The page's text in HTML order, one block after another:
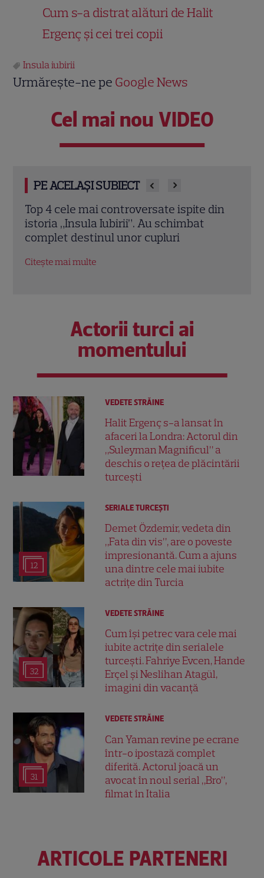
Cum s-a distrat alături de Halit
Ergenç și cei trei copii
Insula iubirii
Urmărește-ne pe Google News
Cel mai nou VIDEO
PE ACELAȘI SUBIECT
Andrușca, schimbare de look la „Insula
Iubirii – Reuniuni”. Ce a dezvăluit despre
relația cu Andrei după emisiune
Citește mai multe
Actorii turci ai
momentului
VEDETE STRĂINE
Halit Ergenç s-a lansat în
afaceri la Londra: Actorul din
„Suleyman Magnificul” a
deschis o rețea de plăcintării
turcești
12
SERIALE TURCEŞTI
Demet Özdemir, vedeta din
„Fata din vis”, are o poveste
impresionantă. Cum a ajuns
una dintre cele mai iubite
actrițe din Turcia
32
VEDETE STRĂINE
Cum își petrec vara cele mai
iubite actrițe din serialele
turcești. Fahriye Evcen, Hande
Erçel și Neslihan Atagül,
imagini din vacanță
31
VEDETE STRĂINE
Can Yaman revine pe ecrane
într-o ipostază complet
diferită. Actorul joacă un
avocat în noul serial „Bro”,
filmat în Italia
ARTICOLE PARTENERI